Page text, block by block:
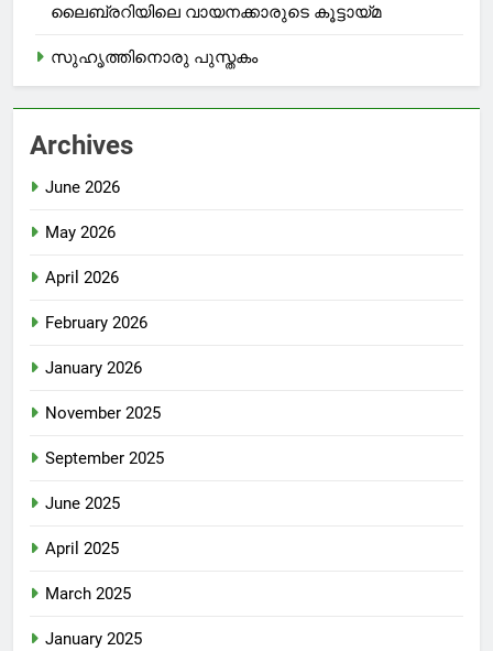
ലൈബ്രറിയിലെ വായനക്കാരുടെ കൂട്ടായ്മ
സുഹൃത്തിനൊരു പുസ്തകം
Archives
June 2026
May 2026
April 2026
February 2026
January 2026
November 2025
September 2025
June 2025
April 2025
March 2025
January 2025